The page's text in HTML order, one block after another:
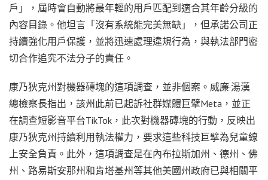
戶」，屆時會自動將最年輕的用戶匹配到適合其年齡分級的
內容目錄。他坦言「沒有系統能完美無缺」，但承諾公司正
持續強化用戶保護，並將迅速處理違規行為，與執法部門密
切合作追究不法分子的責任。
康乃狄克州對機器磚塊的這項調查，並非個案。威廉·湯漢
總檢察長指出，該州此前已起訴社群媒體巨擘Meta，並正
在調查短影音平台TikTok，此次對機器磚塊的行動，反映出
康乃狄克州持續利用執法權力，要求這些科技巨擘為兒童線
上安全負責。此外，這項調查是在內布拉斯加州、德州、佛
州、路易斯安那州和肯塔基州等其他美國州政府已與相關平